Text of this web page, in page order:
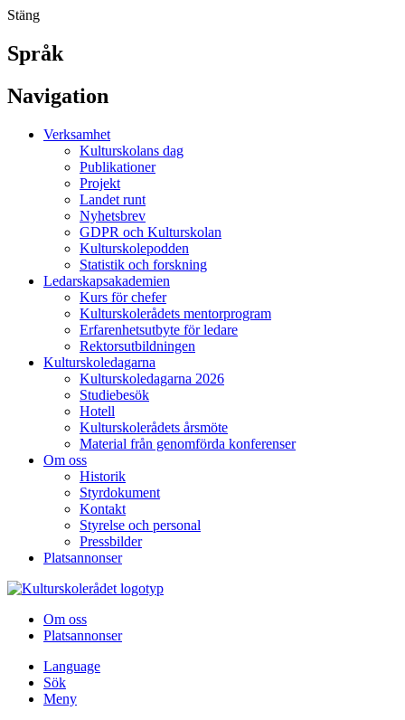
Stäng
Språk
Navigation
Verksamhet
Kulturskolans dag
Publikationer
Projekt
Landet runt
Nyhetsbrev
GDPR och Kulturskolan
Kulturskolepodden
Statistik och forskning
Ledarskapsakademien
Kurs för chefer
Kulturskolerådets mentorprogram
Erfarenhetsutbyte för ledare
Rektorsutbildningen
Kulturskoledagarna
Kulturskoledagarna 2026
Studiebesök
Hotell
Kulturskolerådets årsmöte
Material från genomförda konferenser
Om oss
Historik
Styrdokument
Kontakt
Styrelse och personal
Pressbilder
Platsannonser
Hoppa till innehållet
Om oss
Platsannonser
Language
Sök
Meny